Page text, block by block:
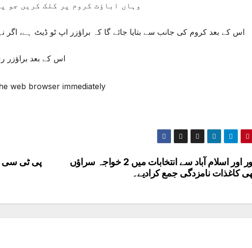
وہاں اباؤٹ کروم پر کلک کریں جو
اس کے بعد کروم کی جانب سے بتایا جائے گا کہ براؤزر اپ ٹو ڈیٹ ہے، اگر
اس کے بعد براؤزر
web browser immediately
پشاور اور اسلام آباد سے انتخابات میں 2 خواجہ سراؤں
کاغذات نامزدگی جمع کرادیے۔
پی ٹی سی